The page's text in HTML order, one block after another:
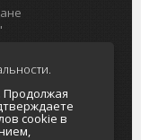
портал
обработки
Продолжая
cookie в